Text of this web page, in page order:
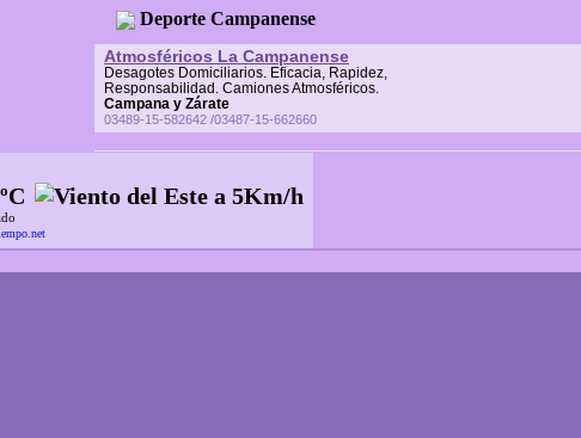
Deporte Campanense
Atmosféricos La Campanense
Desagotes Domiciliarios. Eficacia, Rapidez,
Responsabilidad. Camiones Atmosféricos.
Campana y Zárate
03489-15-582642 /03487-15-662660